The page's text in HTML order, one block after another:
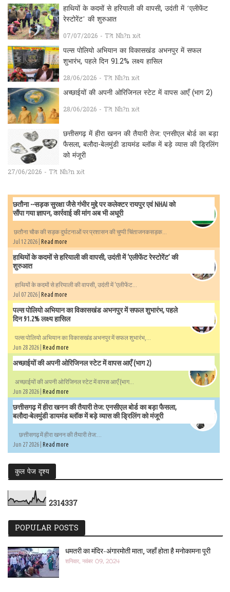
हाथियों के कदमों से हरियाली की वापसी, उदंती में ‘एलीफेंट
रेस्टोरेंट’ की शुरुआत
07/07/2026 - T?t Nh?n xét
पल्स पोलियो अभियान का विकासखंड अभनपुर में सफल
शुभारंभ, पहले दिन 91.2% लक्ष्य हासिल
28/06/2026 - T?t Nh?n xét
अच्छाईयों की अपनी ओरिजिनल स्टेट में वापस आएँ (भाग 2)
28/06/2026 - T?t Nh?n xét
छत्तीसगढ़ में हीरा खनन की तैयारी तेज: एनसीएल बोर्ड का बड़ा
फैसला, बलौदा-बेलमुंडी डायमंड ब्लॉक में बड़े व्यास की ड्रिलिंग
को मंजूरी
27/06/2026 - T?t Nh?n xét
छतौना --सड़क सुरक्षा जैसे गंभीर मुद्दे पर कलेक्टर रायपुर एवं NHAI को
सौंपा गया ज्ञापन, कार्रवाई की मांग अब भी अधूरी
छतौना चौक की सड़क दुर्घटनाओं पर प्रशासन की चुप्पी चिंताजनकसड़क...
Jul 12 2026 | Read more
हाथियों के कदमों से हरियाली की वापसी, उदंती में ‘एलीफेंट रेस्टोरेंट’ की
शुरुआत
हाथियों के कदमों से हरियाली की वापसी, उदंती में ‘एलीफेंट...
Jul 07 2026 | Read more
पल्स पोलियो अभियान का विकासखंड अभनपुर में सफल शुभारंभ, पहले
दिन 91.2% लक्ष्य हासिल
पल्स पोलियो अभियान का विकासखंड अभनपुर में सफल शुभारंभ,...
Jun 28 2026 | Read more
अच्छाईयों की अपनी ओरिजिनल स्टेट में वापस आएँ (भाग 2)
अच्छाईयों की अपनी ओरिजिनल स्टेट में वापस आएँ (भाग...
Jun 28 2026 | Read more
छत्तीसगढ़ में हीरा खनन की तैयारी तेज: एनसीएल बोर्ड का बड़ा फैसला,
बलौदा-बेलमुंडी डायमंड ब्लॉक में बड़े व्यास की ड्रिलिंग को मंजूरी
छत्तीसगढ़ में हीरा खनन की तैयारी तेज:...
Jun 27 2026 | Read more
कुल पेज दृश्य
2314337
POPULAR POSTS
धमतरी का मंदिर-अंगारमोती माता, जहाँ होता है मनोकामना पूरी
शनिवार, नवंबर 09, 2024